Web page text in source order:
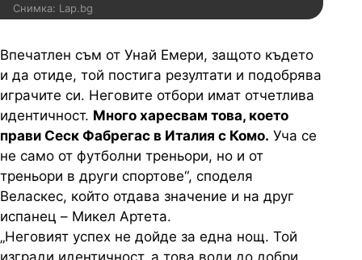
Снимка: Lap.bg
Впечатлен съм от Унай Емери, защото където
и да отиде, той постига резултати и подобрява
играчите си. Неговите отбори имат отчетлива
идентичност. Много харесвам това, което
прави Сеск Фабрегас в Италия с Комо. Уча се
не само от футболни треньори, но и от
треньори в други спортове“, споделя
Веласкес, който отдава значение и на друг
испанец – Микел Артета.
„Неговият успех не дойде за една нощ. Той
изгради идентичност, а това води до добри